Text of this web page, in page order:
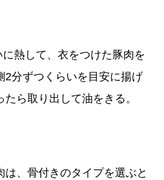
熱して、衣をつけた豚肉を
2分ずつくらいを目安に揚げ
ら取り出して油をきる。
は、骨付きのタイプを選ぶと